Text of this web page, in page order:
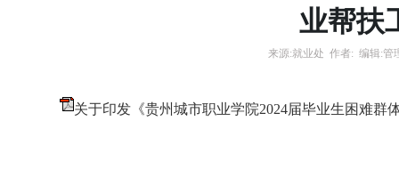
业帮扶
来源:就业处 作者: 编辑:管
关于印发《贵州城市职业学院2024届毕业生困难群